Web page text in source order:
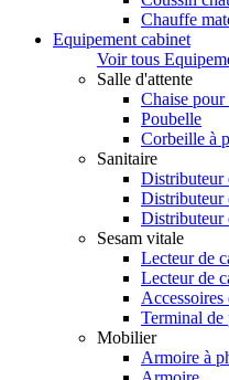
Chauffe
Equipement cabinet
Voir tous
Salle d'attente
Chaise pour
Poubelle
Corbeille à
Sanitaire
Distributeur
Distributeur
Distributeur
Sesam vitale
Lecteur de
Lecteur de
Terminal de
Mobilier
Armoire à